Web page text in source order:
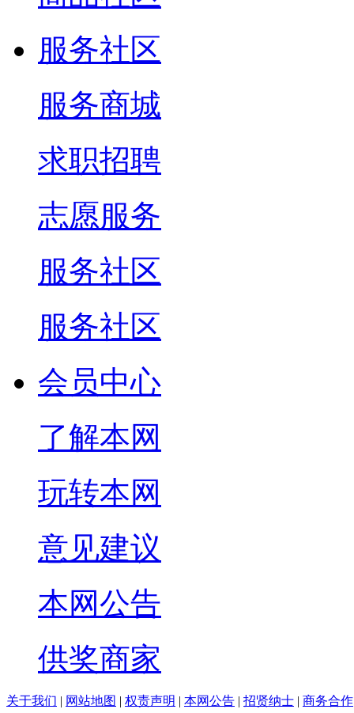
服务社区
服务商城
求职招聘
志愿服务
服务社区
服务社区
会员中心
了解本网
玩转本网
意见建议
本网公告
供奖商家
关于我们 | 网站地图 | 权责声明 | 本网公告 | 招贤纳士 | 商务合作